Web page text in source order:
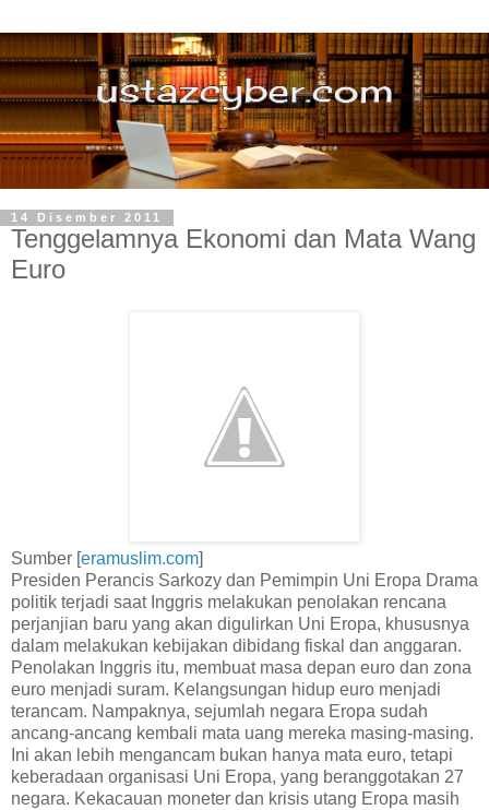
14 Disember 2011
Tenggelamnya Ekonomi dan Mata Wang
Euro
Sumber [eramuslim.com]
Presiden Perancis Sarkozy dan Pemimpin Uni Eropa Drama
politik terjadi saat Inggris melakukan penolakan rencana
perjanjian baru yang akan digulirkan Uni Eropa, khususnya
dalam melakukan kebijakan dibidang fiskal dan anggaran.
Penolakan Inggris itu, membuat masa depan euro dan zona
euro menjadi suram. Kelangsungan hidup euro menjadi
terancam. Nampaknya, sejumlah negara Eropa sudah
ancang-ancang kembali mata uang mereka masing-masing.
Ini akan lebih mengancam bukan hanya mata euro, tetapi
keberadaan organisasi Uni Eropa, yang beranggotakan 27
negara. Kekacauan moneter dan krisis utang Eropa masih